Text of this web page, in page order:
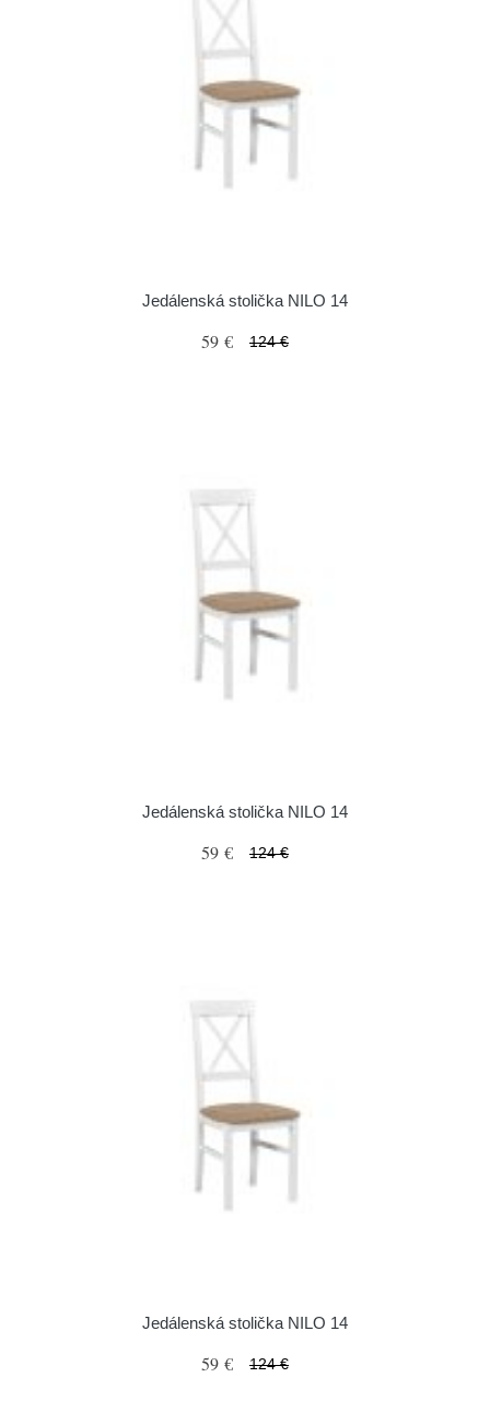
Jedálenská stolička NILO 14
59 € 124 €
Jedálenská stolička NILO 14
59 € 124 €
Jedálenská stolička NILO 14
59 € 124 €